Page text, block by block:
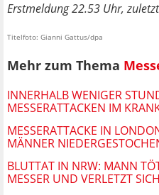
Erstmeldung 22.53 Uhr,
Titelfoto: Gianni Gattus/dpa
Mehr zum Thema
INNERHALB WENIGER
MESSERATTACKEN IM
MESSERATTACKE IN
MÄNNER
BLUTTAT IN NRW: MANN
MESSER UND VERLETZT